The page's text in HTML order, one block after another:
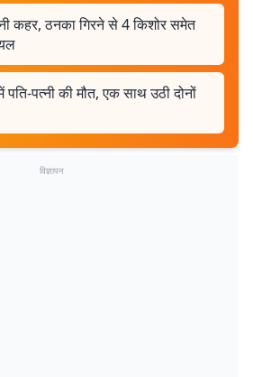
कहर, ठनका गिरने से 4 किशोर समेत
पत्नी की मौत, एक साथ उठी दोनों
विज्ञापन